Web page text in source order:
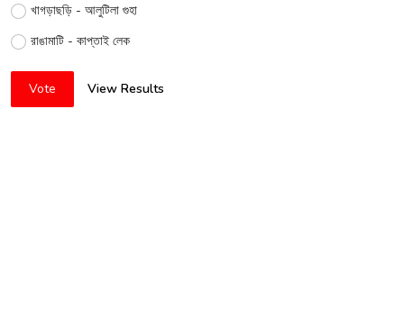
খাগড়াছড়ি - আলুটিলা গুহা
রাঙামাটি - কাপ্তাই লেক
Vote View Results